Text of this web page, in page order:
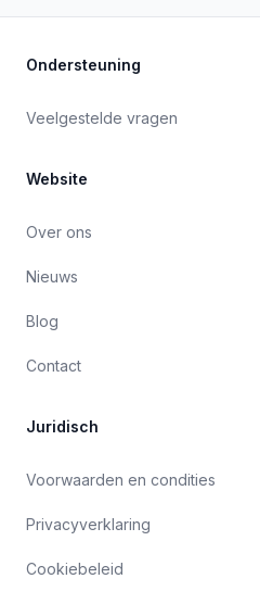
Ondersteuning
Veelgestelde vragen
Website
Over ons
Nieuws
Blog
Contact
Juridisch
Voorwaarden en condities
Privacyverklaring
Cookiebeleid